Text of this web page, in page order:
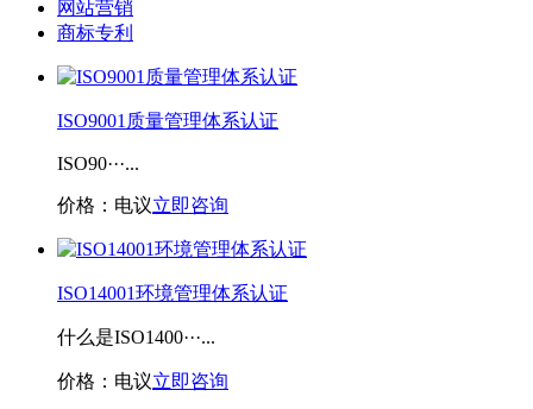
网站营销
商标专利
ISO9001质量管理体系认证
ISO90···...
价格：电议立即咨询
ISO14001环境管理体系认证
什么是ISO1400···...
价格：电议立即咨询